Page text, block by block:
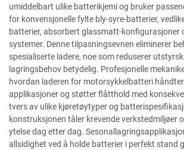
umiddelbart ulike batterikjemi og bruker
for konvensjonelle fylte bly-syre-batterier,
batterier, absorbert glassmatt-konfigurasjoner
systemer. Denne tilpasningsevnen eliminerer
spesialiserte ladere, noe som reduserer
lagringsbehov betydelig. Profesjonelle
hvordan laderen for motorsykkelbatteri
applikasjoner og støtter flåtthold med
tvers av ulike kjøretøytyper og
konstruksjonen tåler krevende verkstedmiljøer
ytelse dag etter dag.
allsidighet ved å holde batterier i perfekt stand